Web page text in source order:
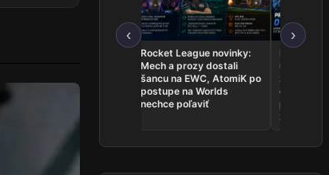
‹
Dardoch sa vracia a
BoostGate dlhuje hráčom
Rocket League novinky:
Mech a prozy dostali
šancu na EWC, AtomiK po
postupe na Worlds
nechce poľaviť
udalosti
zahrá o
ovládli
predstavil
zostavu
›